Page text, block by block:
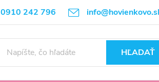
0910 242 796
Podmienky ochrany osobných údajov
HĽADAŤ